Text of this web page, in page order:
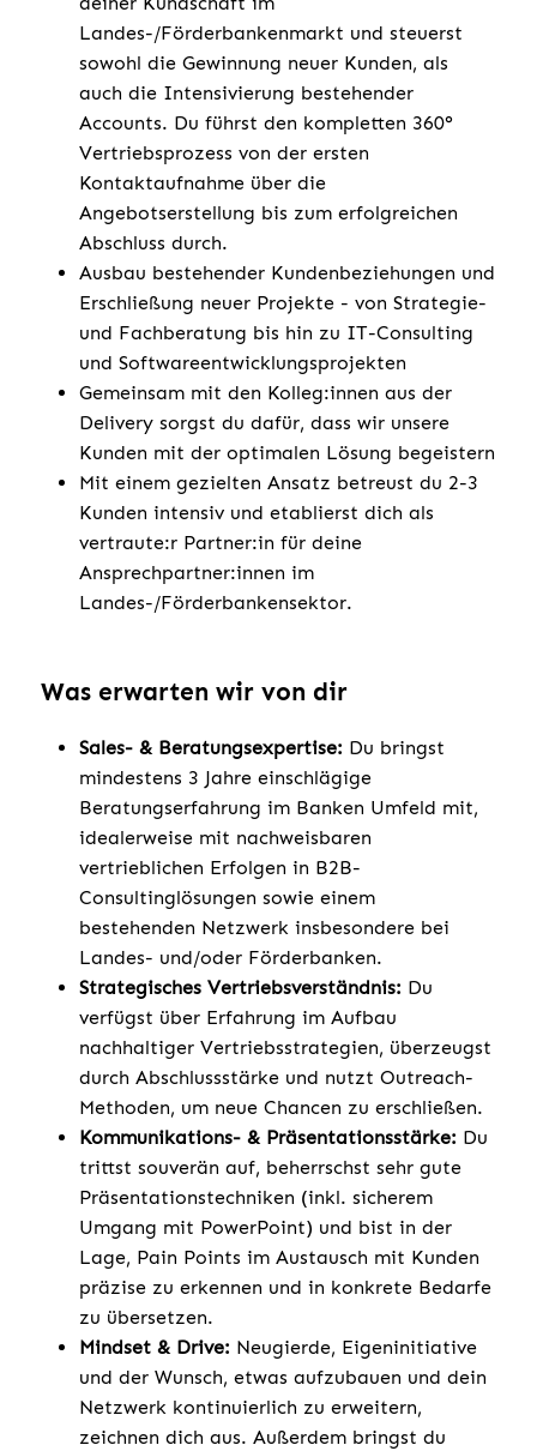
Landes-/Förderbankenmarkt und steuerst
sowohl die Gewinnung neuer Kunden, als
auch die Intensivierung bestehender
Accounts. Du führst den kompletten 360°
Vertriebsprozess von der ersten
Kontaktaufnahme über die
Angebotserstellung bis zum erfolgreichen
Abschluss durch.
Ausbau bestehender Kundenbeziehungen und
Erschließung neuer Projekte - von Strategie-
und Fachberatung bis hin zu IT-Consulting
und Softwareentwicklungsprojekten
Gemeinsam mit den Kolleg:innen aus der
Delivery sorgst du dafür, dass wir unsere
Kunden mit der optimalen Lösung begeistern
Mit einem gezielten Ansatz betreust du 2-3
Kunden intensiv und etablierst dich als
vertraute:r Partner:in für deine
Ansprechpartner:innen im
Landes-/Förderbankensektor.
Was erwarten wir von dir
Sales- & Beratungsexpertise: Du bringst
mindestens 3 Jahre einschlägige
Beratungserfahrung im Banken Umfeld mit,
idealerweise mit nachweisbaren
vertrieblichen Erfolgen in B2B-
Consultinglösungen sowie einem
bestehenden Netzwerk insbesondere bei
Landes- und/oder Förderbanken.
Strategisches Vertriebsverständnis: Du
verfügst über Erfahrung im Aufbau
nachhaltiger Vertriebsstrategien, überzeugst
durch Abschlussstärke und nutzt Outreach-
Methoden, um neue Chancen zu erschließen.
Kommunikations- & Präsentationsstärke: Du
trittst souverän auf, beherrschst sehr gute
Präsentationstechniken (inkl. sicherem
Umgang mit PowerPoint) und bist in der
Lage, Pain Points im Austausch mit Kunden
präzise zu erkennen und in konkrete Bedarfe
zu übersetzen.
Mindset & Drive: Neugierde, Eigeninitiative
und der Wunsch, etwas aufzubauen und dein
Netzwerk kontinuierlich zu erweitern,
zeichnen dich aus. Außerdem bringst du